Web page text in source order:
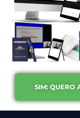
SIM: QUERO